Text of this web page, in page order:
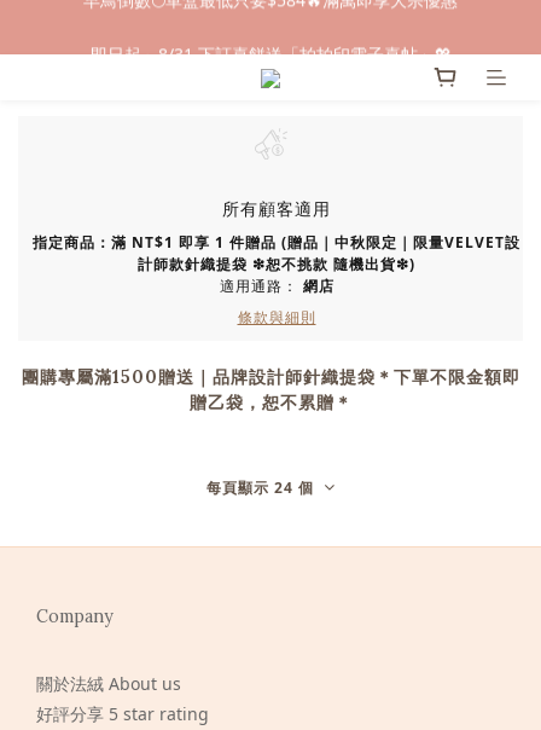
即日起～8/31 下訂喜餅送「拍拍印電子喜帖」💖
早鳥倒數🌕單盒最低只要$584🔥滿萬即享大宗優惠
所有顧客適用
指定商品：滿 NT$1 即享 1 件贈品 (贈品｜中秋限定｜限量VELVET設
計師款針織提袋 ❇︎恕不挑款 隨機出貨❇︎)
適用通路： 網店
條款與細則
團購專屬滿1500贈送｜品牌設計師針織提袋＊下單不限金額即
贈乙袋，恕不累贈＊
每頁顯示 24 個
Company
關於法絨 About us
好評分享 5 star rating